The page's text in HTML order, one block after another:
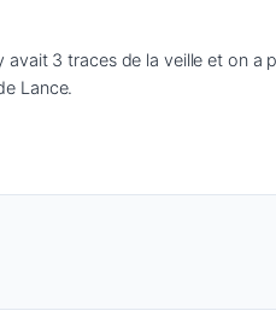
3 traces de la veille et on a
Lance.